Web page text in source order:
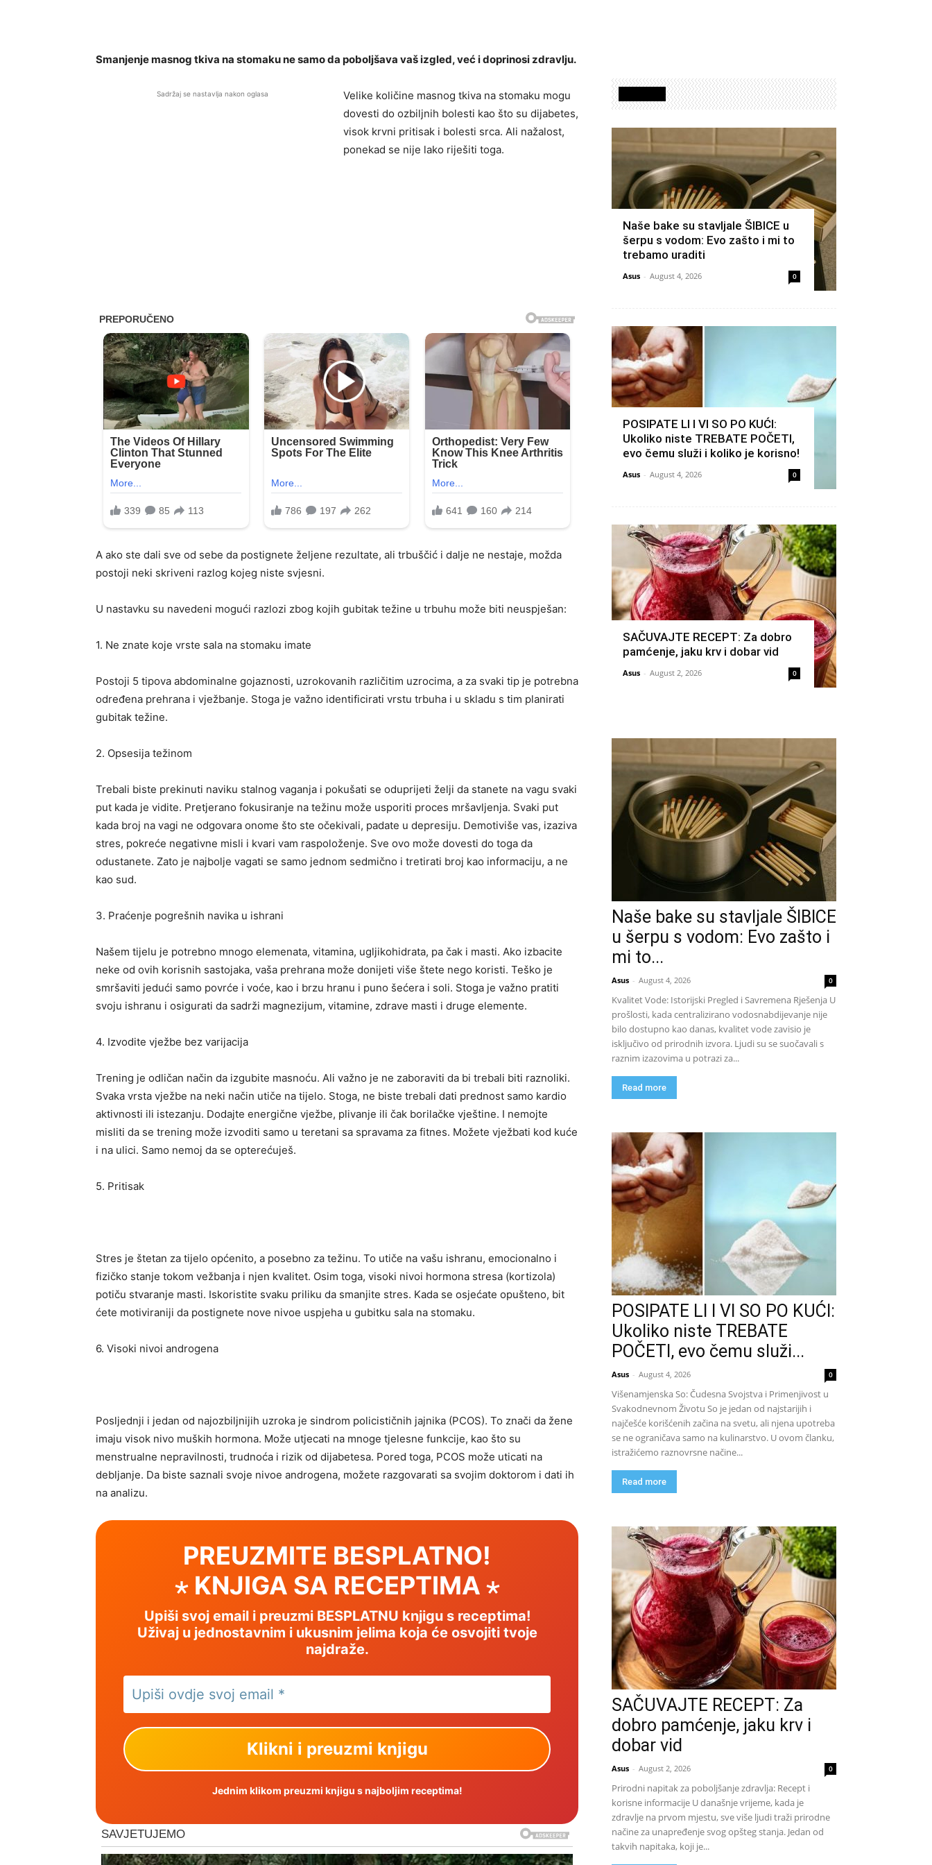
Smanjenje masnog tkiva na stomaku ne samo da poboljšava vaš izgled, već i doprinosi zdravlju.
Sadržaj se nastavlja nakon oglasa
Velike količine masnog tkiva na stomaku mogu
dovesti do ozbiljnih bolesti kao što su dijabetes,
visok krvni pritisak i bolesti srca. Ali nažalost,
ponekad se nije lako riješiti toga.
A ako ste dali sve od sebe da postignete željene rezultate, ali trbuščić i dalje ne nestaje, možda
postoji neki skriveni razlog kojeg niste svjesni.
U nastavku su navedeni mogući razlozi zbog kojih gubitak težine u trbuhu može biti neuspješan:
1. Ne znate koje vrste sala na stomaku imate
Postoji 5 tipova abdominalne gojaznosti, uzrokovanih različitim uzrocima, a za svaki tip je potrebna
određena prehrana i vježbanje. Stoga je važno identificirati vrstu trbuha i u skladu s tim planirati
gubitak težine.
2. Opsesija težinom
Trebali biste prekinuti naviku stalnog vaganja i pokušati se oduprijeti želji da stanete na vagu svaki
put kada je vidite. Pretjerano fokusiranje na težinu može usporiti proces mršavljenja. Svaki put
kada broj na vagi ne odgovara onome što ste očekivali, padate u depresiju. Demotiviše vas, izaziva
stres, pokreće negativne misli i kvari vam raspoloženje. Sve ovo može dovesti do toga da
odustanete. Zato je najbolje vagati se samo jednom sedmično i tretirati broj kao informaciju, a ne
kao sud.
3. Praćenje pogrešnih navika u ishrani
Našem tijelu je potrebno mnogo elemenata, vitamina, ugljikohidrata, pa čak i masti. Ako izbacite
neke od ovih korisnih sastojaka, vaša prehrana može donijeti više štete nego koristi. Teško je
smršaviti jedući samo povrće i voće, kao i brzu hranu i puno šećera i soli. Stoga je važno pratiti
svoju ishranu i osigurati da sadrži magnezijum, vitamine, zdrave masti i druge elemente.
4. Izvodite vježbe bez varijacija
Trening je odličan način da izgubite masnoću. Ali važno je ne zaboraviti da bi trebali biti raznoliki.
Svaka vrsta vježbe na neki način utiče na tijelo. Stoga, ne biste trebali dati prednost samo kardio
aktivnosti ili istezanju. Dodajte energične vježbe, plivanje ili čak borilačke vještine. I nemojte
misliti da se trening može izvoditi samo u teretani sa spravama za fitnes. Možete vježbati kod kuće
i na ulici. Samo nemoj da se opterećuješ.
5. Pritisak
Stres je štetan za tijelo općenito, a posebno za težinu. To utiče na vašu ishranu, emocionalno i
fizičko stanje tokom vežbanja i njen kvalitet. Osim toga, visoki nivoi hormona stresa (kortizola)
potiču stvaranje masti. Iskoristite svaku priliku da smanjite stres. Kada se osjećate opušteno, bit
ćete motiviraniji da postignete nove nivoe uspjeha u gubitku sala na stomaku.
6. Visoki nivoi androgena
Posljednji i jedan od najozbiljnijih uzroka je sindrom policističnih jajnika (PCOS). To znači da žene
imaju visok nivo muških hormona. Može utjecati na mnoge tjelesne funkcije, kao što su
menstrualne nepravilnosti, trudnoća i rizik od dijabetesa. Pored toga, PCOS može uticati na
debljanje. Da biste saznali svoje nivoe androgena, možete razgovarati sa svojim doktorom i dati ih
na analizu.
PREUZMITE BESPLATNO!
⋆ KNJIGA SA RECEPTIMA ⋆
Upiši svoj email i preuzmi BESPLATNU knjigu s receptima!
Uživaj u jednostavnim i ukusnim jelima koja će osvojiti tvoje
najdraže.
Jednim klikom preuzmi knjigu s najboljim receptima!
Naše bake su stavljale ŠIBICE u
šerpu s vodom: Evo zašto i mi to
trebamo uraditi
Asus - August 4, 2026 0
POSIPATE LI I VI SO PO KUĆI:
Ukoliko niste TREBATE POČETI,
evo čemu služi i koliko je korisno!
Asus - August 4, 2026 0
SAČUVAJTE RECEPT: Za dobro
pamćenje, jaku krv i dobar vid
Asus - August 2, 2026 0
Naše bake su stavljale ŠIBICE
u šerpu s vodom: Evo zašto i
mi to...
Asus - August 4, 2026 0
Kvalitet Vode: Istorijski Pregled i Savremena Rješenja U
prošlosti, kada centralizirano vodosnabdijevanje nije
bilo dostupno kao danas, kvalitet vode zavisio je
isključivo od prirodnih izvora. Ljudi su se suočavali s
raznim izazovima u potrazi za...
Read more
POSIPATE LI I VI SO PO KUĆI:
Ukoliko niste TREBATE
POČETI, evo čemu služi...
Asus - August 4, 2026 0
Višenamjenska So: Čudesna Svojstva i Primenjivost u
Svakodnevnom Životu So je jedan od najstarijih i
najčešće korišćenih začina na svetu, ali njena upotreba
se ne ograničava samo na kulinarstvo. U ovom članku,
istražićemo raznovrsne načine...
Read more
SAČUVAJTE RECEPT: Za
dobro pamćenje, jaku krv i
dobar vid
Asus - August 2, 2026 0
Prirodni napitak za poboljšanje zdravlja: Recept i
korisne informacije U današnje vrijeme, kada je
zdravlje na prvom mjestu, sve više ljudi traži prirodne
načine za unapređenje svog opšteg stanja. Jedan od
takvih napitaka, koji je...